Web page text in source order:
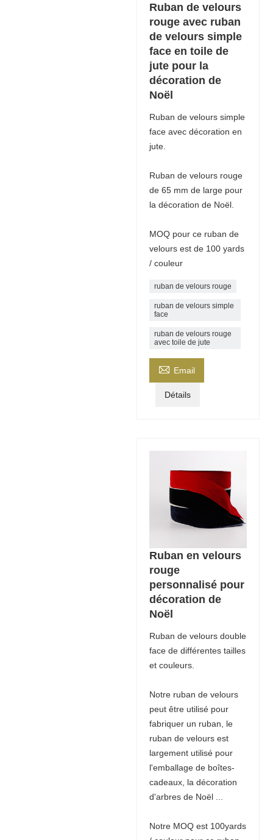
Ruban de velours
rouge avec ruban
de velours simple
face en toile de
jute pour la
décoration de
Noël
Ruban de velours simple
face avec décoration en
jute.
Ruban de velours rouge
de 65 mm de large pour
la décoration de Noël.
MOQ pour ce ruban de
velours est de 100 yards
/ couleur
ruban de velours rouge
ruban de velours simple
face
ruban de velours rouge
avec toile de jute
 Email
Détails
Ruban en velours
rouge
personnalisé pour
décoration de
Noël
Ruban de velours double
face de différentes tailles
et couleurs.
Notre ruban de velours
peut être utilisé pour
fabriquer un ruban, le
ruban de velours est
largement utilisé pour
l'emballage de boîtes-
cadeaux, la décoration
d'arbres de Noël ...
Notre MOQ est 100yards